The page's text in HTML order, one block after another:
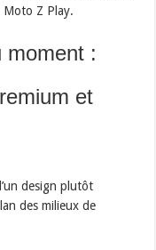
Moto Z Play.
moment :
et
design plutôt
des milieux de